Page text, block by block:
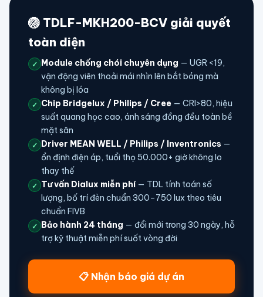
🏐 TDLF-MKH200-BCV giải quyết
toàn diện
✓ Module chống chói chuyên dụng — UGR <19,
vận động viên thoải mái nhìn lên bắt bóng mà
không bị lóa
✓ Chip Bridgelux / Philips / Cree — CRI>80, hiệu
suất quang học cao, ánh sáng đồng đều toàn bề
mặt sân
✓ Driver MEAN WELL / Philips / Inventronics —
ổn định điện áp, tuổi thọ 50.000+ giờ không lo
thay thế
✓ Tư vấn Dialux miễn phí— TDL tính toán số
lượng, bố trí đèn chuẩn 300–750 lux theo tiêu
chuẩn FIVB
✓ Bảo hành 24 tháng — đổi mới trong 30 ngày, hỗ
trợ kỹ thuật miễn phí suốt vòng đời
📋 Nhận báo giá dự án